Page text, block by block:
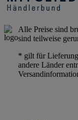
Alle Preise sind
sind teilweise
* gilt für
andere Länder